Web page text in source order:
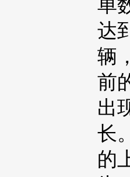
单
达
辆
前
出
长
的